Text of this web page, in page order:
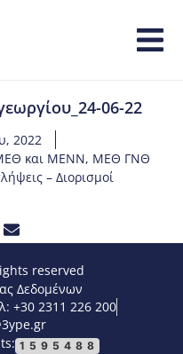
06-22
2022
ΜΕΘ και ΜΕΝΝ, ΜΕΘ ΓΝΘ
– Διορισμοί
reserved
Δεδομένων
+30 2311 226 200
1595488